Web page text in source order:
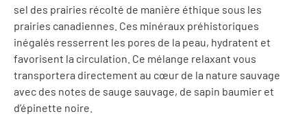
sel des prairies récolté de manière éthique sous les
prairies canadiennes. Ces minéraux préhistoriques
inégalés resserrent les pores de la peau, hydratent et
favorisent la circulation. Ce mélange relaxant vous
transportera directement au cœur de la nature sauvage
avec des notes de sauge sauvage, de sapin baumier et
d’épinette noire.